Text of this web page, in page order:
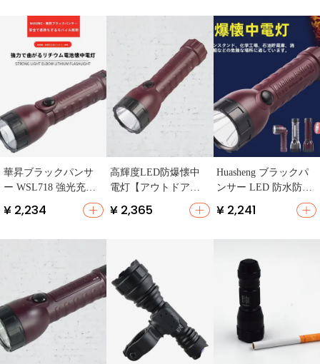
華昇ブラックパンサ
ー WSL718 強光充電
【工場・ガソリンス
¥ 2,234
高輝度LED防爆懐中
電灯【アウトドア・
キャンプ用・長距離
照射】
¥ 2,365
Huasheng ブラックパ
ンサー LED 防水防爆
¥ 2,241